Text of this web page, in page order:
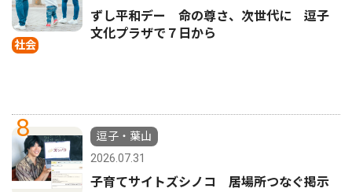
社会
ずし平和デー 命の尊さ、次世代に 逗子
文化プラザで７日から
8
逗子・葉山
2026.07.31
子育てサイトズシノコ 居場所つなぐ掲示